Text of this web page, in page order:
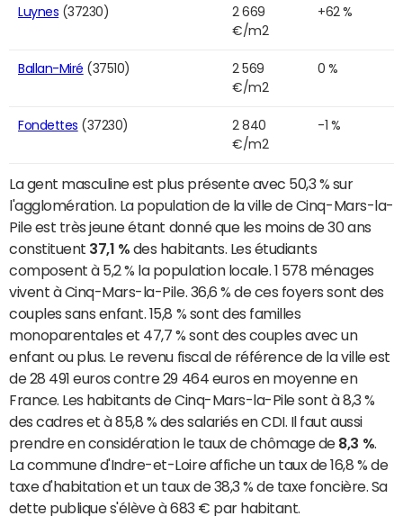
Luynes (37230)
2 669
€/m2
+62 %
Ballan-Miré (37510)
2 569
€/m2
0 %
Fondettes (37230)
2 840
€/m2
-1 %
La gent masculine est plus présente avec 50,3 % sur
l'agglomération. La population de la ville de Cinq-Mars-la-
Pile est très jeune étant donné que les moins de 30 ans
constituent 37,1 % des habitants. Les étudiants
composent à 5,2 % la population locale. 1 578 ménages
vivent à Cinq-Mars-la-Pile. 36,6 % de ces foyers sont des
couples sans enfant. 15,8 % sont des familles
monoparentales et 47,7 % sont des couples avec un
enfant ou plus. Le revenu fiscal de référence de la ville est
de 28 491 euros contre 29 464 euros en moyenne en
France. Les habitants de Cinq-Mars-la-Pile sont à 8,3 %
des cadres et à 85,8 % des salariés en CDI. Il faut aussi
prendre en considération le taux de chômage de 8,3 %
La commune d'Indre-et-Loire affiche un taux de 16,8 % de
taxe d'habitation et un taux de 38,3 % de taxe foncière. Sa
dette publique s'élève à 683 € par habitant.